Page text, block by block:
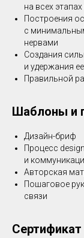
на всех
Построения
с
нервами
Создания
и удержания
Правильной
Шаблоны и
Дизайн-бриф
Процесс
и
Авторская
Пошаговое
связи
Сертификат